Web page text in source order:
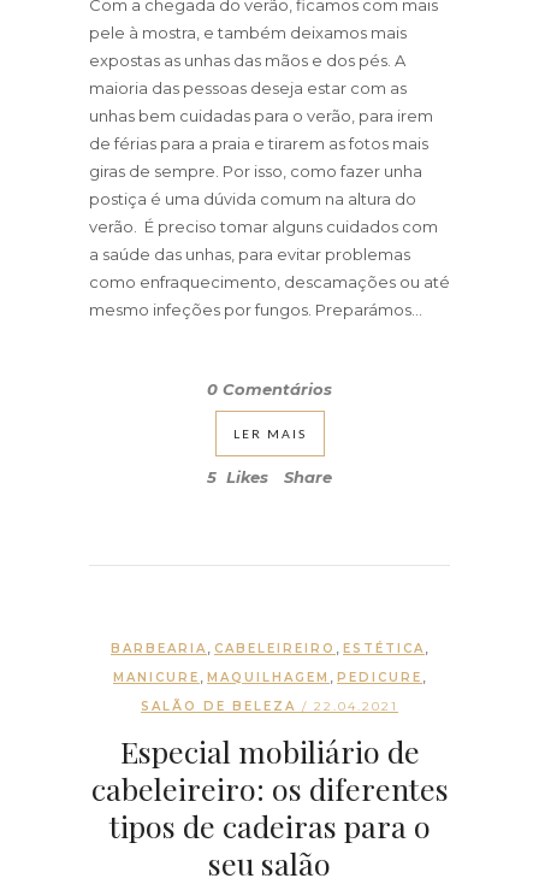
Com a chegada do verão, ficamos com mais
pele à mostra, e também deixamos mais
expostas as unhas das mãos e dos pés. A
maioria das pessoas deseja estar com as
unhas bem cuidadas para o verão, para irem
de férias para a praia e tirarem as fotos mais
giras de sempre. Por isso, como fazer unha
postiça é uma dúvida comum na altura do
verão. É preciso tomar alguns cuidados com
a saúde das unhas, para evitar problemas
como enfraquecimento, descamações ou até
mesmo infeções por fungos. Preparámos...
0 Comentários
LER MAIS
5 Likes Share
BARBEARIA CABELEIREIRO ESTÉTICA
MANICURE MAQUILHAGEM PEDICURE
SALÃO DE BELEZA / 22.04.2021
Especial mobiliário de
cabeleireiro: os diferentes
tipos de cadeiras para o
seu salão